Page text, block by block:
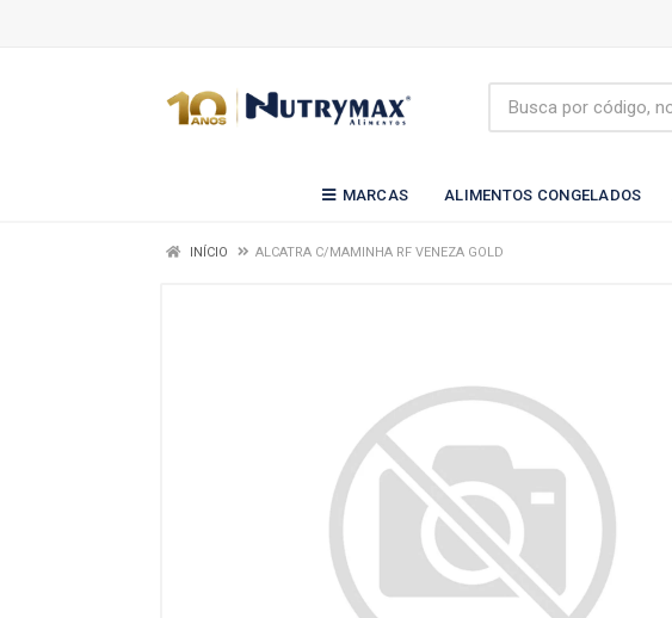
MARCAS ALIMENTOS CONGELADOS
INÍCIO ALCATRA C/MAMINHA RF VENEZA GOLD